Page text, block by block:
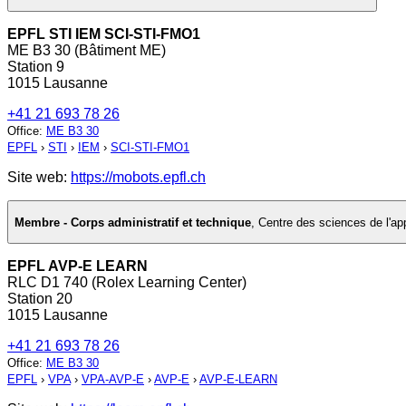
EPFL STI IEM SCI-STI-FMO1
ME B3 30 (Bâtiment ME)
Station 9
1015 Lausanne
+41 21 693 78 26
Office: ME B3 30
EPFL › STI › IEM › SCI-STI-FMO1
Site web: https://mobots.epfl.ch
Membre - Corps administratif et technique Centre des sciences de
EPFL AVP-E LEARN
RLC D1 740 (Rolex Learning Center)
Station 20
1015 Lausanne
+41 21 693 78 26
Office: ME B3 30
EPFL › VPA› VPA-AVP-E › AVP-E › AVP-E-LEARN